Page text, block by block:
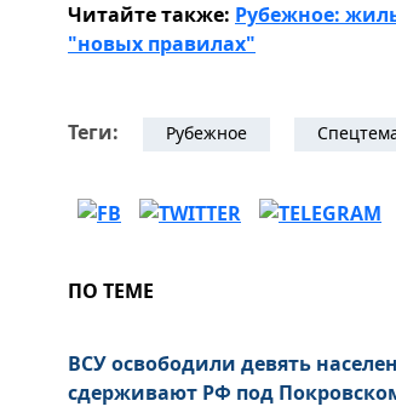
Читайте также: Рубежное:
"новых правилах"
Теги: Рубежное
ПО ТЕМЕ
ВСУ освободили девять
сдерживают РФ под